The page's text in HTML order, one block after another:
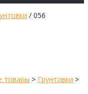
/ 056
товары > Грунтовки >